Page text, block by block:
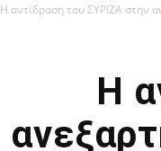
Η αντίδραση του ΣΥΡΙΖΑ στην
Η